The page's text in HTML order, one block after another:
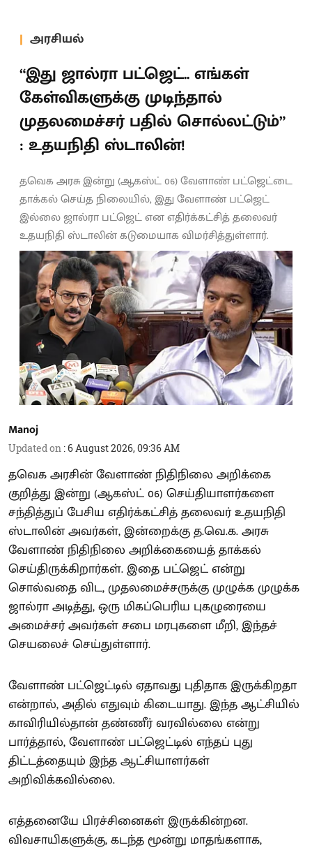
அரசியல்
“இது ஜால்ரா பட்ஜெட்.. எங்கள்
கேள்விகளுக்கு முடிந்தால்
முதலமைச்சர் பதில் சொல்லட்டும்”
: உதயநிதி ஸ்டாலின்!
தவெக அரசு இன்று (ஆகஸ்ட் 06) வேளாண் பட்ஜெட்டை
தாக்கல் செய்த நிலையில், இது வேளாண் பட்ஜெட்
இல்லை ஜால்ரா பட்ஜெட் என எதிர்க்கட்சித் தலைவர்
உதயநிதி ஸ்டாலின் கடுமையாக விமர்சித்துள்ளார்.
Manoj
Updated on :6 August 2026, 09:36 AM
தவெக அரசின் வேளாண் நிதிநிலை அறிக்கை
குறித்து இன்று (ஆகஸ்ட் 06) செய்தியாளர்களை
சந்தித்துப் பேசிய எதிர்க்கட்சித் தலைவர் உதயநிதி
ஸ்டாலின் அவர்கள், இன்றைக்கு த.வெ.க. அரசு
வேளாண் நிதிநிலை அறிக்கையைத் தாக்கல்
செய்திருக்கிறார்கள். இதை பட்ஜெட் என்று
சொல்வதை விட, முதலமைச்சருக்கு முழுக்க முழுக்க
ஜால்ரா அடித்து, ஒரு மிகப்பெரிய புகழுரையை
அமைச்சர் அவர்கள் சபை மரபுகளை மீறி, இந்தச்
செயலைச் செய்துள்ளார்.
வேளாண் பட்ஜெட்டில் ஏதாவது புதிதாக இருக்கிறதா
என்றால், அதில் எதுவும் கிடையாது. இந்த ஆட்சியில்
காவிரியில்தான் தண்ணீர் வரவில்லை என்று
பார்த்தால், வேளாண் பட்ஜெட்டில் எந்தப் புது
திட்டத்தையும் இந்த ஆட்சியாளர்கள்
அறிவிக்கவில்லை.
எத்தனையே பிரச்சினைகள் இருக்கின்றன.
விவசாயிகளுக்கு, கடந்த மூன்று மாதங்களாக,